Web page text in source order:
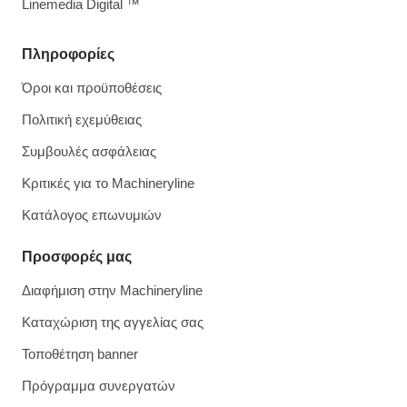
Πληροφορίες
Όροι και προϋποθέσεις
Πολιτική εχεμύθειας
Συμβουλές ασφάλειας
Κριτικές για το Machineryline
Κατάλογος επωνυμιών
Προσφορές μας
Διαφήμιση στην Machineryline
Καταχώριση της αγγελίας σας
Τοποθέτηση banner
Πρόγραμμα συνεργατών
Linemedia Digital ™